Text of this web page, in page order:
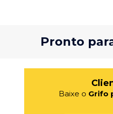
Pronto
Baixe o Grifo